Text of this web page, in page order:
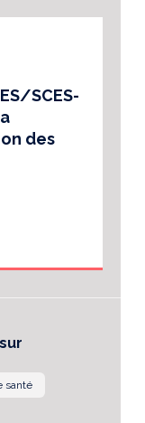
SCES-
des
santé